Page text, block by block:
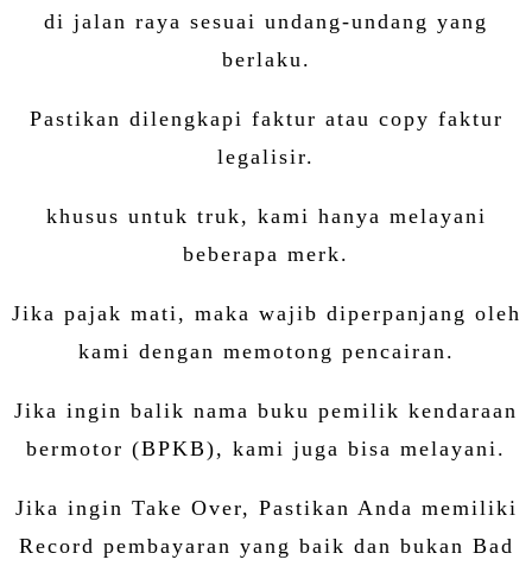
di jalan raya sesuai undang-undang yang
berlaku.
Pastikan dilengkapi faktur atau copy faktur
legalisir.
khusus untuk truk, kami hanya melayani
beberapa merk.
Jika pajak mati, maka wajib diperpanjang oleh
kami dengan memotong pencairan.
Jika ingin balik nama buku pemilik kendaraan
bermotor (BPKB), kami juga bisa melayani.
Jika ingin Take Over, Pastikan Anda memiliki
Record pembayaran yang baik dan bukan Bad